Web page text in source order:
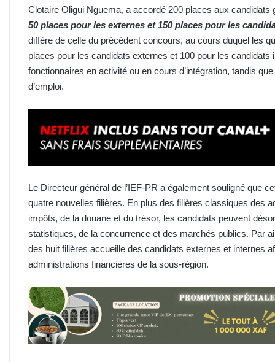
Clotaire Oligui Nguema, a accordé 200 places aux candidats
50 places pour les externes et 150 places pour les
diffère de celle du précédent concours, au cours duquel les
places pour les candidats externes et 100 pour les
fonctionnaires en activité ou en cours d’intégration, tandis
d’emploi.
Le Directeur général de l’IEF-PR a également souligné que
quatre nouvelles filières. En plus des filières classiques des
impôts, de la douane et du trésor, les candidats peuvent
statistiques, de la concurrence et des marchés publics. Par
des huit filières accueille des candidats externes et internes
administrations financières de la sous-région.